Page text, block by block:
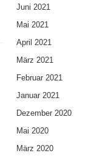
Juni 2021
Mai 2021
April 2021
März 2021
Februar 2021
Januar 2021
Dezember 2020
Mai 2020
März 2020